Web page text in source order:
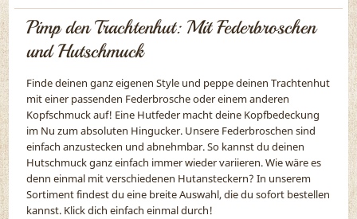
Pimp den Trachtenhut: Mit Federbroschen
und Hutschmuck
Finde deinen ganz eigenen Style und peppe deinen Trachtenhut
mit einer passenden Federbrosche oder einem anderen
Kopfschmuck auf! Eine Hutfeder macht deine Kopfbedeckung
im Nu zum absoluten Hingucker. Unsere Federbroschen sind
einfach anzustecken und abnehmbar. So kannst du deinen
Hutschmuck ganz einfach immer wieder variieren. Wie wäre es
denn einmal mit verschiedenen Hutansteckern? In unserem
Sortiment findest du eine breite Auswahl, die du sofort bestellen
kannst. Klick dich einfach einmal durch!
Edelweiß 2
Waldtiere
Preis
€